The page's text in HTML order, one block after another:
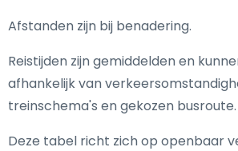
Afstanden zijn bij benadering.
Reistijden zijn gemiddelden en
afhankelijk van
treinschema's en gekozen busroute.
Deze tabel richt zich op openbaar